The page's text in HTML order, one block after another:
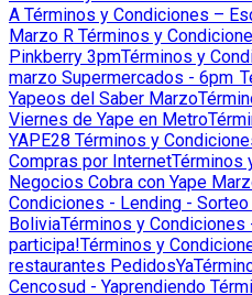
A Términos y Condiciones –
Marzo R Términos y
Pinkberry 3pmTérminos y
marzo Supermercados - 6pm
Yapeos del Saber Marzo
Viernes de Yape en Metro
YAPE28 Términos y
Compras por InternetTérminos
Negocios Cobra con Yape
Condiciones - Lending -
BoliviaTérminos y Condiciones
participa!Términos y
restaurantes PedidosYa
Cencosud - Yaprendiendo